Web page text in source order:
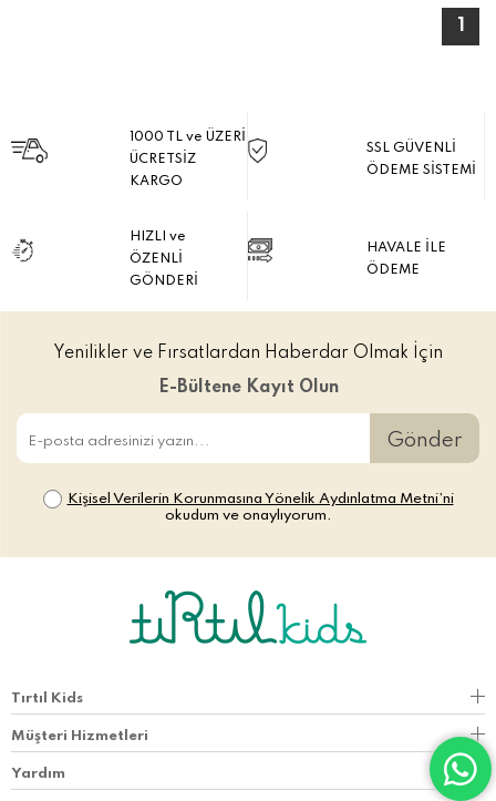
1000 TL ve ÜZERİ
ÜCRETSİZ
KARGO
SSL GÜVENLİ
ÖDEME SİSTEMİ
HIZLI ve
ÖZENLİ
GÖNDERİ
HAVALE İLE
ÖDEME
Yenilikler ve Fırsatlardan Haberdar Olmak İçin
E-Bültene Kayıt Olun
Gönder
Kişisel Verilerin Korunmasına Yönelik Aydınlatma Metni’ni
okudum ve onaylıyorum.
Tırtıl Kids
Müşteri Hizmetleri
Yardım